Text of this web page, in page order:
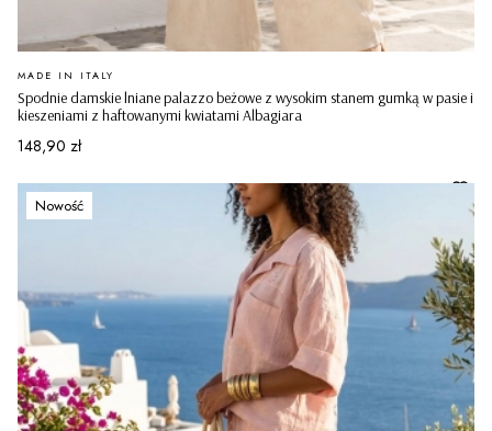
Spodnie damskie lniane palazzo beżowe z wysokim stanem gumką w pasie i
kieszeniami z haftowanymi kwiatami Albagiara
PRODUCENT
MADE IN ITALY
Cena
148,90 zł
Nowość